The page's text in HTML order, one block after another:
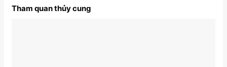
Tham quan thủy cung